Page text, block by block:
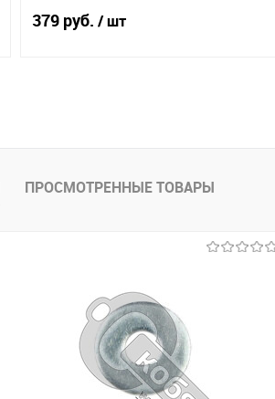
379 руб. / шт
Купить в 1 клик
Сравнение
ПРОСМОТРЕННЫЕ ТОВАРЫ